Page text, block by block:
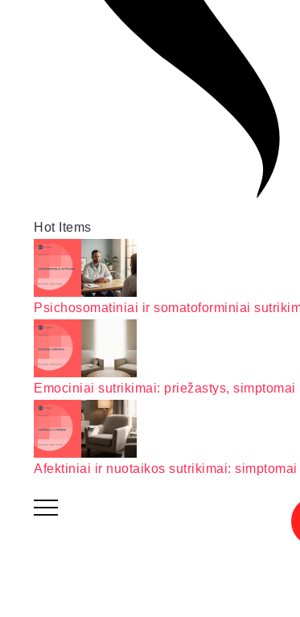
Hot Items
Psichosomatiniai ir somatoforminiai
Emociniai sutrikimai: priežastys, simptomai
Afektiniai ir nuotaikos sutrikimai: